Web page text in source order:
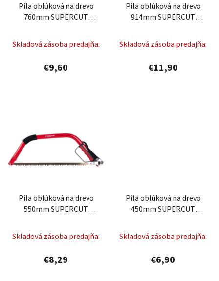
Píla oblúková na drevo
760mm SUPERCUT
Skladová zásoba predajňa:
€9,60
Píla oblúková na drevo
914mm SUPERCUT
Skladová zásoba predajňa:
€11,90
Píla oblúková na drevo
550mm SUPERCUT
Skladová zásoba predajňa:
€8,29
Píla oblúková na drevo
450mm SUPERCUT
Skladová zásoba predajňa:
€6,90